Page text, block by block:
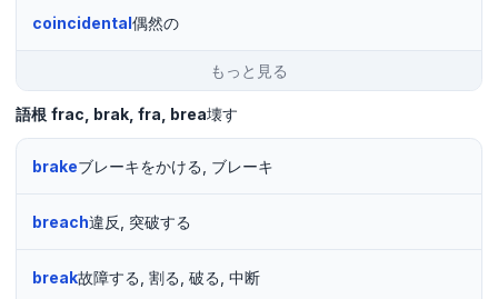
coincidental偶然の
もっと見る
語根 frac brak fra brea壊す
brakeブレーキをかける, ブレーキ
breach違反, 突破する
break故障する, 割る, 破る, 中断